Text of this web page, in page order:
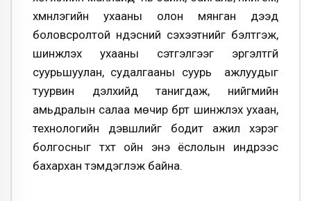
хүмүүнлэгийн ухааны олон мянган дээд
боловсролтой үндэсний сэхээтнийг бэлтгэж,
шинжлэх ухааны сэтгэлгээг эргэлтгүй
суурьшуулан, судалгааны суурь ажлуудыг
туурвин дэлхийд танигдаж, нийгмийн
амьдралын салаа мөчир бүрт шинжлэх ухаан,
технологийн дэвшлийг бодит ажил хэрэг
болгосныг түүхт ойн энэ ёслолын индрээс
бахархан тэмдэглэж байна.